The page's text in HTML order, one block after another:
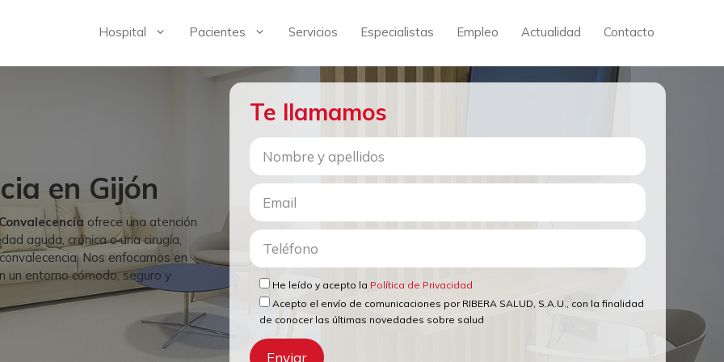
Hospital Pacientes Servicios Especialistas Empleo Actualidad Contacto
en Gijón
ofrece una atención
aguda, crónica o una cirugía,
Nos enfocamos en
un entorno cómodo, seguro y
Te llamamos
He leído y acepto la Política de Privacidad
Acepto el envío de comunicaciones por RIBERA SALUD, S.A.U., con la finalidad
de conocer las últimas novedades sobre salud